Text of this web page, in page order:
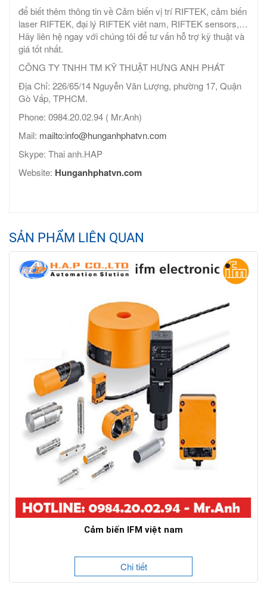
để biết thêm thông tin về Cảm biến vị trí RIFTEK, cảm biến
laser RIFTEK, đại lý RIFTEK viêt nam, RIFTEK sensors,…
Hãy liên hệ ngay với chúng tôi để tư vấn hỗ trợ kỹ thuật và
giá tốt nhất.
CÔNG TY TNHH TM KỸ THUẬT HƯNG ANH PHÁT
Địa Chỉ: 226/65/14 Nguyễn Văn Lượng, phường 17, Quận
Gò Vấp, TPHCM.
Phone: 0984.20.02.94 ( Mr.Anh)
Mail: mailto:info@hunganhphatvn.com
Skype: Thai anh.HAP
Website: Hunganhphatvn.com
SẢN PHẨM LIÊN QUAN
Cảm biến IFM việt nam
Chi tiết